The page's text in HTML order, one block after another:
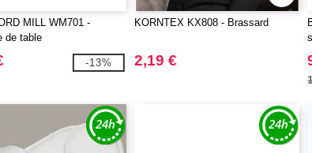
MILL WM701 -
de table
-13%
KORNTEX KX808 - Brassard
2,19 €